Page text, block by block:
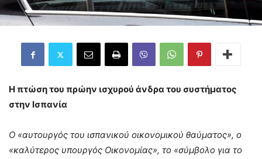
Η πτώση του πρώην ισχυρού άνδρα του συστήματος
στην Ισπανία
Ο «αυτουργός του ισπανικού οικονομικού θαύματος», ο
«καλύτερος υπουργός Οικονομίας», το «σύμβολο για το